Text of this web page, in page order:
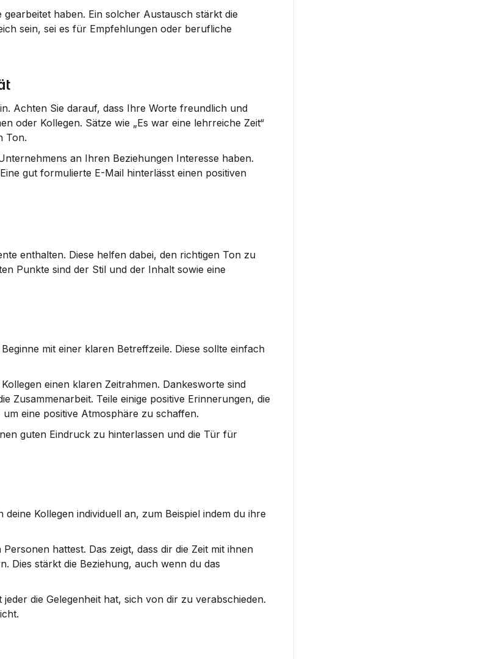
haben. Ein solcher Austausch stärkt die
sein, sei es für Empfehlungen oder berufliche
Achten Sie darauf, dass Ihre Worte freundlich und
oder Kollegen. Sätze wie „Es war eine lehrreiche Zeit“
Ton.
an Ihren Beziehungen Interesse haben.
gut formulierte E-Mail hinterlässt einen positiven
enthalten. Diese helfen dabei, den richtigen Ton zu
Punkte sind der Stil und der Inhalt sowie eine
Beginne mit einer klaren Betreffzeile. Diese sollte einfach
einen klaren Zeitrahmen. Dankesworte sind
Zusammenarbeit. Teile einige positive Erinnerungen, die
eine positive Atmosphäre zu schaffen.
guten Eindruck zu hinterlassen und die Tür für
Kollegen individuell an, zum Beispiel indem du ihre
hattest. Das zeigt, dass dir die Zeit mit ihnen
Dies stärkt die Beziehung, auch wenn du das
die Gelegenheit hat, sich von dir zu verabschieden.